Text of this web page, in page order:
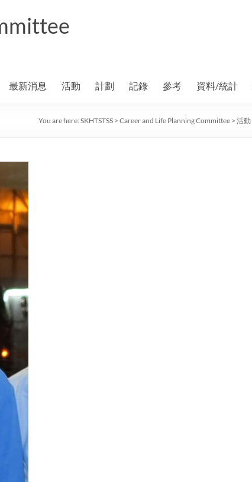
最新消息 活動 計劃 記錄 參考 資料/統計
You are here: SKHTSTSS > Career and Life Planning Committee > 活動